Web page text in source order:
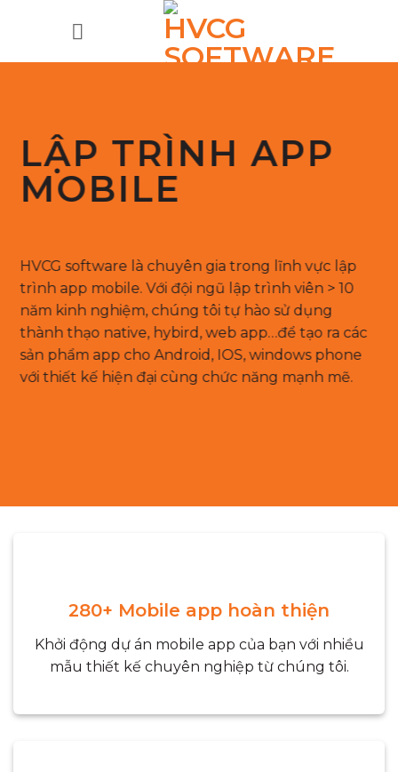
LẬP TRÌNH APP
MOBILE
HVCG software là chuyên gia trong lĩnh vực lập
trình app mobile. Với đội ngũ lập trình viên > 10
năm kinh nghiệm, chúng tôi tự hào sử dụng
thành thạo native, hybird, web app…để tạo ra các
sản phẩm app cho Android, IOS, windows phone
với thiết kế hiện đại cùng chức năng mạnh mẽ.
280+ Mobile app hoàn thiện
Khởi động dự án mobile app của bạn với nhiều
mẫu thiết kế chuyên nghiệp từ chúng tôi.